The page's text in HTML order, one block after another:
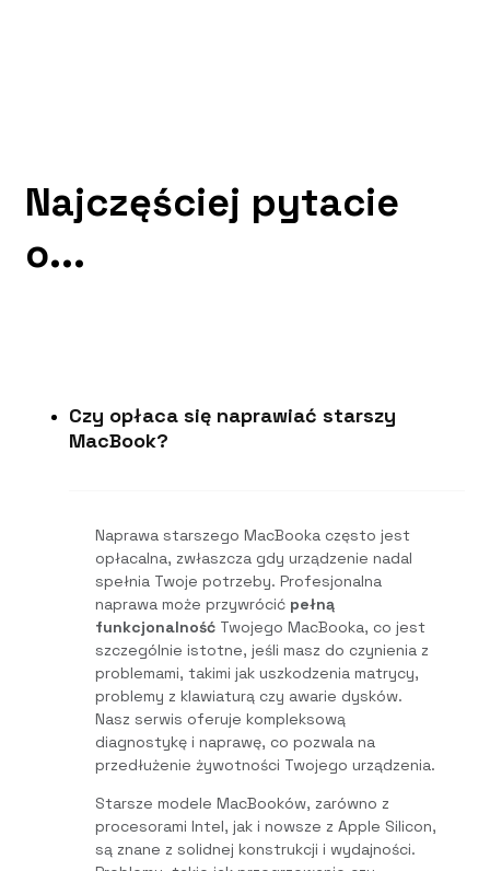
Najczęściej pytacie
o...
Czy opłaca się naprawiać starszy
MacBook?
Naprawa starszego MacBooka często jest
opłacalna, zwłaszcza gdy urządzenie nadal
spełnia Twoje potrzeby. Profesjonalna
naprawa może przywrócić pełną
funkcjonalność Twojego MacBooka, co jest
szczególnie istotne, jeśli masz do czynienia z
problemami, takimi jak uszkodzenia matrycy,
problemy z klawiaturą czy awarie dysków.
Nasz serwis oferuje kompleksową
diagnostykę i naprawę, co pozwala na
przedłużenie żywotności Twojego urządzenia.
Starsze modele MacBooków, zarówno z
procesorami Intel, jak i nowsze z Apple Silicon,
są znane z solidnej konstrukcji i wydajności.